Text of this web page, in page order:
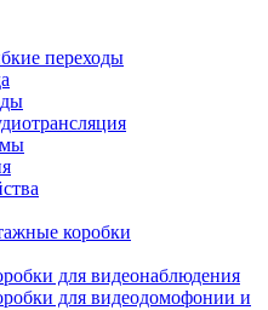
переходы
коробки
для видеонаблюдения
для видеодомофонии и